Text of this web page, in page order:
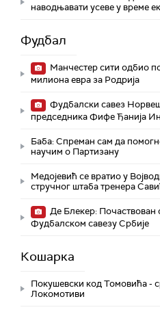
наводњавати усеве у време
Фудбал
Манчестер сити одбио
милиона евра за Родрија
Фудбалски савез
председника Фифе Ђанија
Баба: Спреман сам да
научим о Партизану
Медојевић се вратио у
стручног штаба тренера
Де Блекер: Почаствован
Фудбалском савезу Србије
Кошарка
Покушевски код Томовића -
Локомотиви